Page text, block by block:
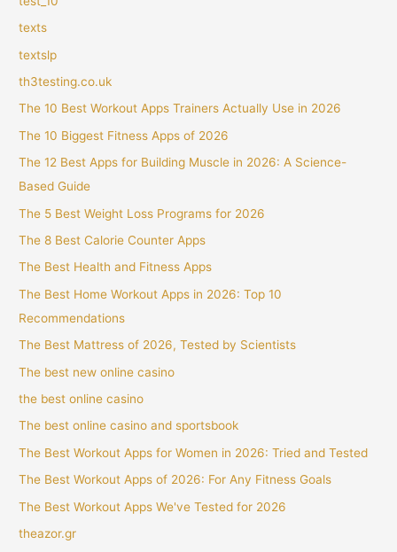
texts
textslp
th3testing.co.uk
The 10 Best Workout Apps Trainers Actually Use in 2026
The 10 Biggest Fitness Apps of 2026
The 12 Best Apps for Building Muscle in 2026: A Science-
Based Guide
The 5 Best Weight Loss Programs for 2026
The 8 Best Calorie Counter Apps
The Best Health and Fitness Apps
The Best Home Workout Apps in 2026: Top 10
Recommendations
The Best Mattress of 2026, Tested by Scientists
The best new online casino
the best online casino
The best online casino and sportsbook
The Best Workout Apps for Women in 2026: Tried and Tested
The Best Workout Apps of 2026: For Any Fitness Goals
The Best Workout Apps We've Tested for 2026
theazor.gr